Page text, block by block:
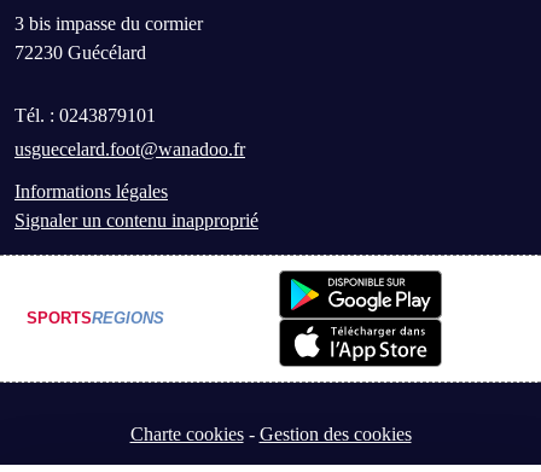
3 bis impasse du cormier
72230 Guécélard
Tél. : 0243879101
usguecelard.foot@wanadoo.fr
Informations légales
Signaler un contenu inapproprié
SPORTSREGIONS
Charte cookies Gestion des cookies